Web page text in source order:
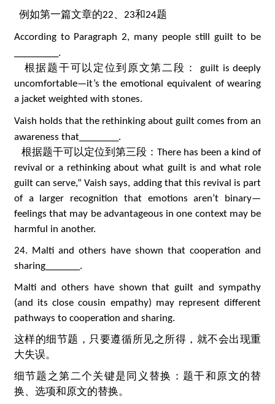
例如第一篇文章的22、23和24题
According to Paragraph 2, many people still guilt to be
_________.
根据题干可以定位到原文第二段： guilt is deeply
uncomfortable—it’s the emotional equivalent of wearing
a jacket weighted with stones.
Vaish holds that the rethinking about guilt comes from an
awareness that________.
根据题干可以定位到第三段：There has been a kind of
revival or a rethinking about what guilt is and what role
guilt can serve,” Vaish says, adding that this revival is part
of a larger recognition that emotions aren’t binary—
feelings that may be advantageous in one context may be
harmful in another.
24. Malti and others have shown that cooperation and
sharing_______.
Malti and others have shown that guilt and sympathy
(and its close cousin empathy) may represent different
pathways to cooperation and sharing.
这样的细节题，只要遵循所见之所得，就不会出现重
大失误。
细节题之第二个关键是同义替换：题干和原文的替
换、选项和原文的替换。